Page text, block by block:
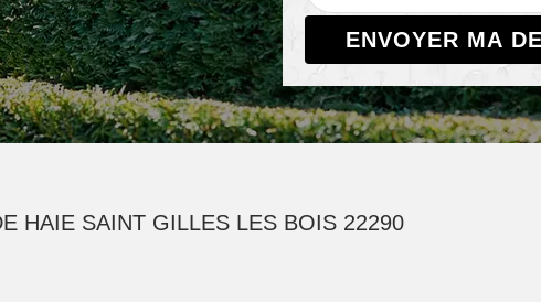
HAIE SAINT GILLES LES BOIS 22290